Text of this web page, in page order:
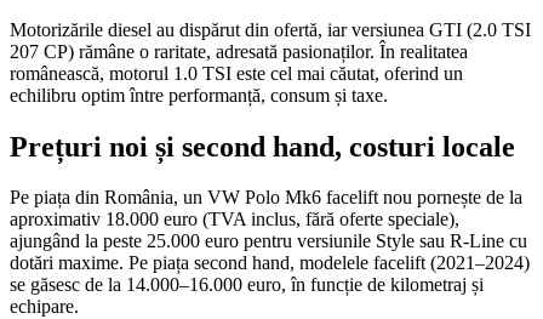
Motorizările diesel au dispărut din ofertă, iar versiunea GTI (2.0 TSI
207 CP) rămâne o raritate, adresată pasionaților. În realitatea
românească, motorul 1.0 TSI este cel mai căutat, oferind un
echilibru optim între performanță, consum și taxe.
Prețuri noi și second hand, costuri locale
Pe piața din România, un VW Polo Mk6 facelift nou pornește de la
aproximativ 18.000 euro (TVA inclus, fără oferte speciale),
ajungând la peste 25.000 euro pentru versiunile Style sau R-Line cu
dotări maxime. Pe piața second hand, modelele facelift (2021–2024)
se găsesc de la 14.000–16.000 euro, în funcție de kilometraj și
echipare.